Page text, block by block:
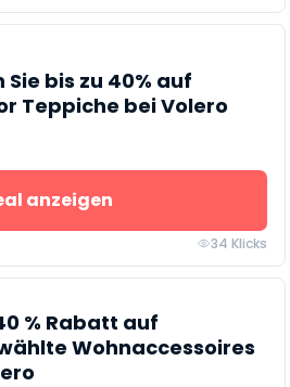
Sie bis zu 40% auf
Teppiche bei Volero
anzeigen
34 Klicks
% Rabatt auf
Wohnaccessoires